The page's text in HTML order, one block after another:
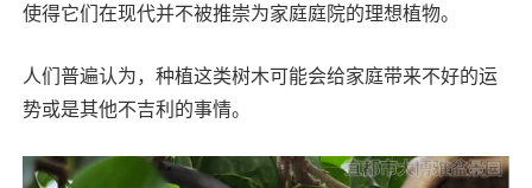
使得它们在现代并不被推崇为家庭庭院的理想植物。
人们普遍认为，种植这类树木可能会给家庭带来不好的运
势或是其他不吉利的事情。